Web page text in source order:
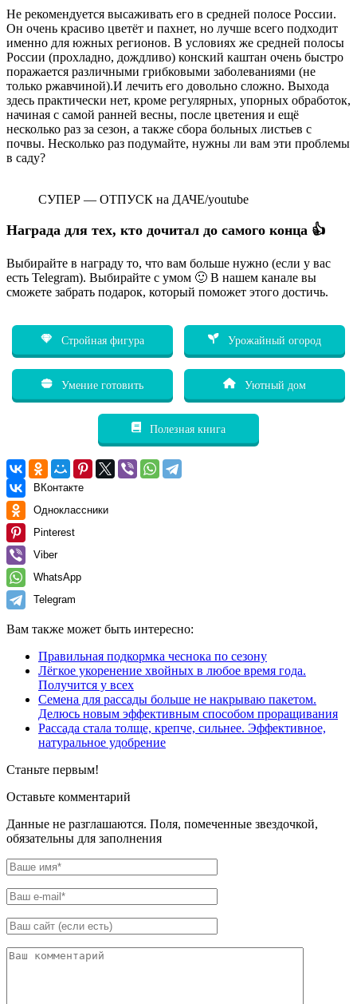
Не рекомендуется высаживать его в средней полосе России.
Он очень красиво цветёт и пахнет, но лучше всего подходит
именно для южных регионов. В условиях же средней полосы
России (прохладно, дождливо) конский каштан очень быстро
поражается различными грибковыми заболеваниями (не
только ржавчиной).И лечить его довольно сложно. Выхода
здесь практически нет, кроме регулярных, упорных обработок,
начиная с самой ранней весны, после цветения и ещё
несколько раз за сезон, а также сбора больных листьев с
почвы. Несколько раз подумайте, нужны ли вам эти проблемы
в саду?
СУПЕР — ОТПУСК на ДАЧЕ/youtube
Награда для тех, кто дочитал до самого конца 👍
Выбирайте в награду то, что вам больше нужно (если у вас
есть Telegram). Выбирайте с умом 🙂 В нашем канале вы
сможете забрать подарок, который поможет этого достичь.
Стройная фигура Урожайный огород
Умение готовить Уютный дом
Полезная книга
ВКонтакте
Одноклассники
Pinterest
Viber
WhatsApp
Telegram
Вам также может быть интересно:
Правильная подкормка чеснока по сезону
Лёгкое укоренение хвойных в любое время года.
Получится у всех
Семена для рассады больше не накрываю пакетом.
Делюсь новым эффективным способом проращивания
Рассада стала толще, крепче, сильнее. Эффективное,
натуральное удобрение
Станьте первым!
Оставьте комментарий
Данные не разглашаются. Поля, помеченные звездочкой,
обязательны для заполнения